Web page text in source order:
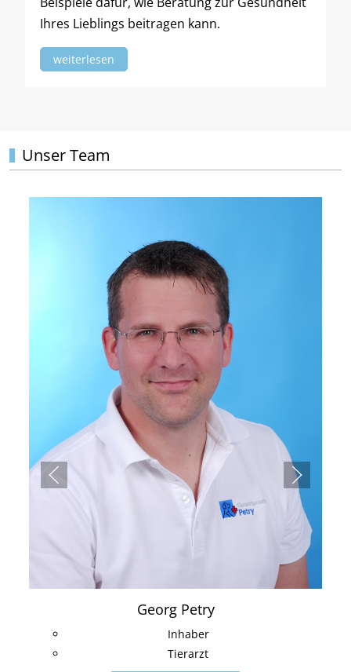
Ihres Lieblings beitragen kann.
weiterlesen
Unser Team
Georg Petry
Inhaber
Tierarzt